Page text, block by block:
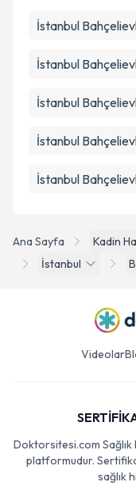
Ana Sayfa
Kadin
İstanbul
İstanbul
İstanbul
İstanbul
İstanbul
İstanbul
Videolar
Doktorsitesi.com Sağlık
platformudur.
sağlık